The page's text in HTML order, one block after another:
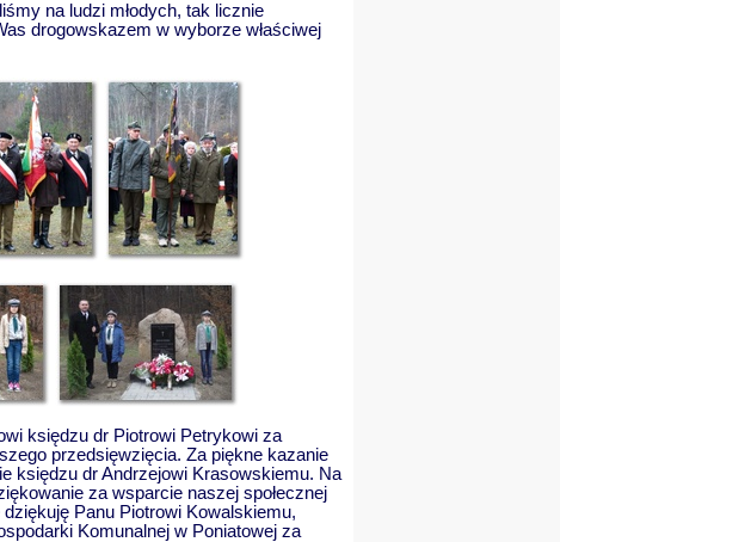
na ludzi młodych, tak licznie
drogowskazem w wyborze właściwej
księdzu dr Piotrowi Petrykowi za
przedsięwzięcia. Za piękne kazanie
księdzu dr Andrzejowi Krasowskiemu. Na
za wsparcie naszej społecznej
Panu Piotrowi Kowalskiemu,
Komunalnej w Poniatowej za